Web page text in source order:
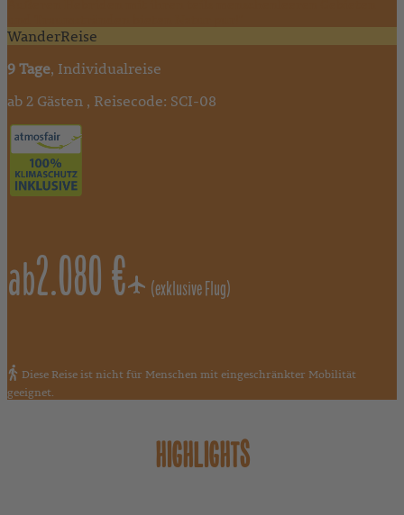
WanderReise
9 Tage, Individualreise
ab 2 Gästen , Reisecode: SCI-08
ab2.080 € (exklusive Flug)
Diese Reise ist nicht für Menschen mit eingeschränkter Mobilität
geeignet.
HIGHLIGHTS